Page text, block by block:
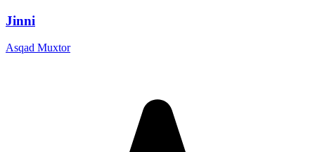
Jinni
Asqad Muxtor